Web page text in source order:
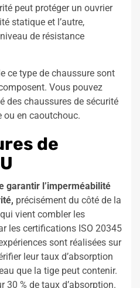
peut protéger un ouvrier
statique et l’autre,
de résistance
ce type de chaussure sont
Vous pouvez
des chaussures de sécurité
ou en caoutchouc.
de
garantir l’imperméabilité
précisément du côté de la
vient combler les
les certifications ISO 20345
sont réalisées sur
leur taux d’absorption
que la tige peut contenir.
30 % de taux d’absorption.